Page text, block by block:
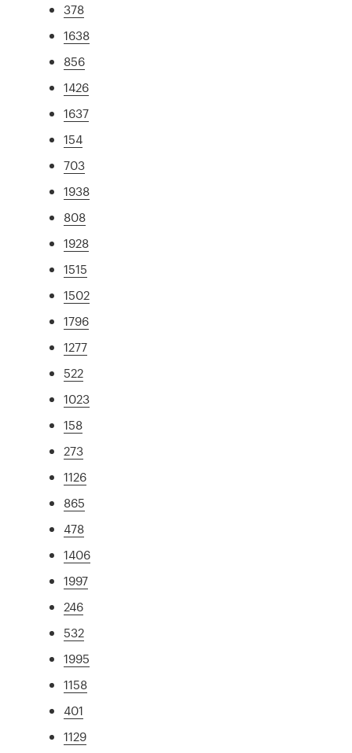
378
1638
856
1426
1637
154
703
1938
808
1928
1515
1502
1796
1277
522
1023
158
273
1126
865
478
1406
1997
246
532
1995
1158
401
1129